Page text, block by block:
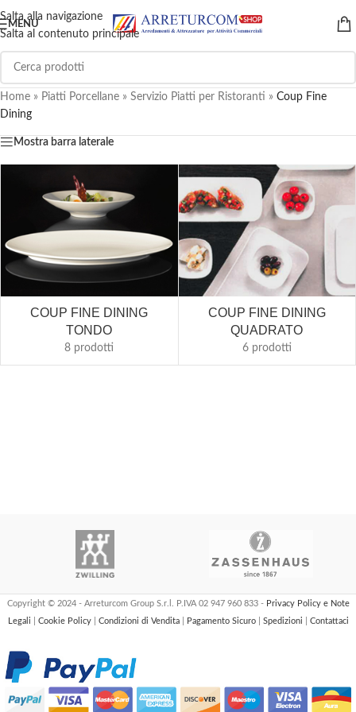
Salta alla navigazione
Salta al contenuto principale
MENU
Home » Piatti Porcellane » Servizio Piatti per Ristoranti » Coup Fine
Dining
Mostra barra laterale
COUP FINE DINING
TONDO
8 prodotti
COUP FINE DINING
QUADRATO
6 prodotti
Copyright © 2024 - Arreturcom Group S.r.l. P.IVA 02 947 960 833 - Privacy Policy e Note
Legali
Cookie Policy Condizioni di Vendita Pagamento Sicuro Spedizioni Contattaci